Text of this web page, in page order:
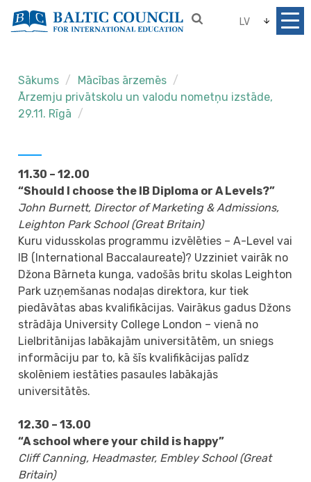
LV
Sākums
Mācības ārzemēs
Ārzemju privātskolu un valodu nometņu izstāde,
29.11. Rīgā
11.30 – 12.00
“Should I choose the IB Diploma or A Levels?”
John Burnett, Director of Marketing & Admissions,
Leighton Park School (Great Britain)
Kuru vidusskolas programmu izvēlēties – A-Level vai
IB (International Baccalaureate)? Uzziniet vairāk no
Džona Bārneta kunga, vadošās britu skolas Leighton
Park uzņemšanas nodaļas direktora, kur tiek
piedāvātas abas kvalifikācijas. Vairākus gadus Džons
strādāja University College London – vienā no
Lielbritānijas labākajām universitātēm, un sniegs
informāciju par to, kā šīs kvalifikācijas palīdz
skolēniem iestāties pasaules labākajās
universitātēs.
12.30 – 13.00
“A school where your child is happy”
Cliff Canning, Headmaster, Embley School (Great
Britain)